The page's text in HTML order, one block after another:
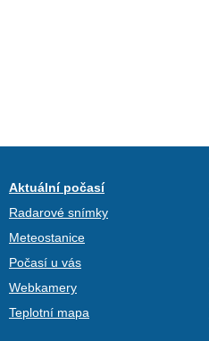
Aktuální počasí
Radarové snímky
Meteostanice
Počasí u vás
Webkamery
Teplotní mapa